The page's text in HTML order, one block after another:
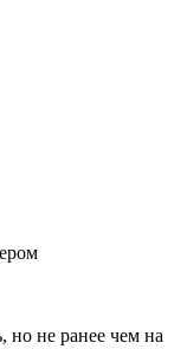
но не ранее чем на